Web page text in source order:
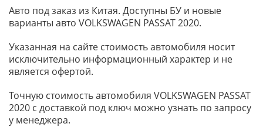
Авто под заказ из Китая. Доступны БУ и новые
варианты авто VOLKSWAGEN PASSAT 2020.
Указанная на сайте стоимость автомобиля носит
исключительно информационный характер и не
является офертой.
Точную стоимость автомобиля VOLKSWAGEN PASSAT
2020 с доставкой под ключ можно узнать по запросу
у менеджера.